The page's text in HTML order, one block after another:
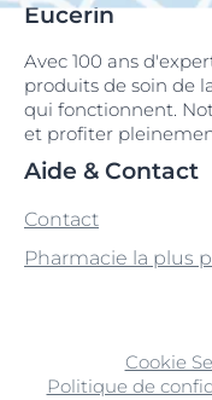
Eucerin
Avec 100 ans
produits de soin de
qui fonctionnent.
et profiter
Aide & Contact
Contact
Pharmacie la plus
Cookie
Politique de